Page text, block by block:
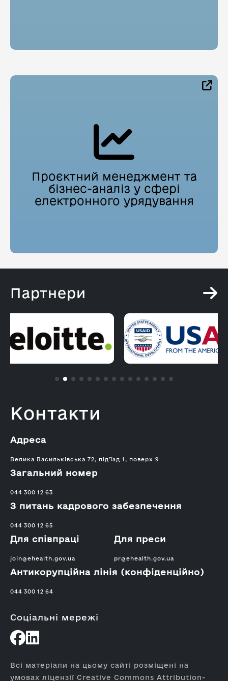
Проєктний менеджмент та
бізнес-аналіз у сфері
електронного урядування
Партнери
Контакти
Адреса
Велика Васильківська 72, під'їзд 1, поверх 9
Загальний номер
044 300 12 63
З питань кадрового забезпечення
044 300 12 65
Для співпраці
join@ehealth.gov.ua
Для преси
pr@ehealth.gov.ua
Антикорупційна лінія (конфіденційно)
044 300 12 64
Соціальні мережі
Всі матеріали на цьому сайті розміщені на
умовах ліцензії Creative Commons Attribution-